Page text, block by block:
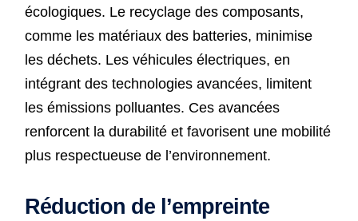
écologiques. Le recyclage des composants,
comme les matériaux des batteries, minimise
les déchets. Les véhicules électriques, en
intégrant des technologies avancées, limitent
les émissions polluantes. Ces avancées
renforcent la durabilité et favorisent une mobilité
plus respectueuse de l’environnement.
Réduction de l’empreinte